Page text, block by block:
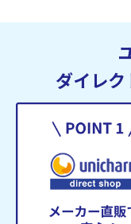
ダイレ